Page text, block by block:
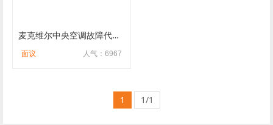
麦克维尔中央空调故障代码手册
人气：6967
面议
1 1/1